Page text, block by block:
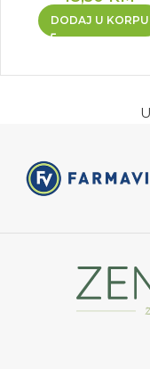
DODAJ U KORPU